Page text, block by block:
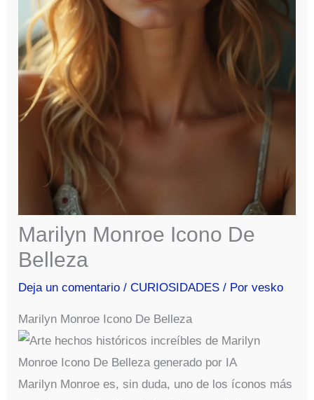
Marilyn Monroe Icono De
Belleza
Deja un comentario /CURIOSIDADES / Porvesko
Marilyn Monroe Icono De Belleza
Marilyn Monroe es, sin duda, uno de los íconos más